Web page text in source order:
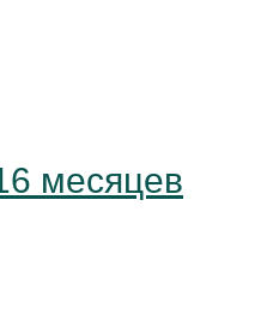
месяцев